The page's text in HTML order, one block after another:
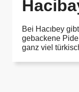
Bei Hacıbey
gebackene
ganz viel